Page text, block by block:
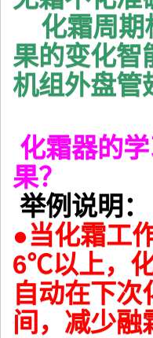
化霜周期
果的变化智
机组外盘管
化霜器的
果？
举例说明：
●当化霜工
6℃以上，
自动在下
间，减少融